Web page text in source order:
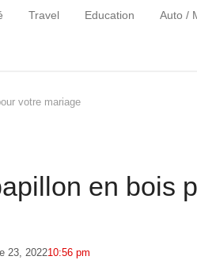
Travel Education Auto /
votre mariage
en bois
23, 202210:56 pm